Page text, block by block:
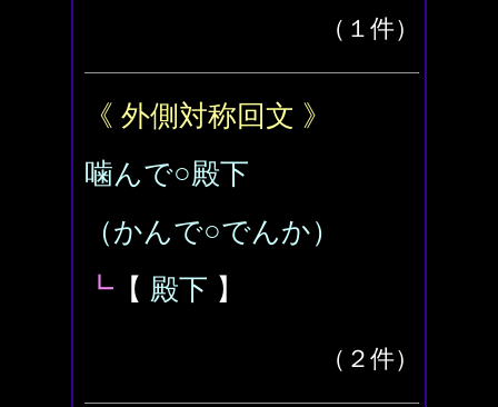
（１件）
《 外側対称回文 》
噛んで○殿下
（かんで○でんか）
┗ 【 殿下 】
（２件）